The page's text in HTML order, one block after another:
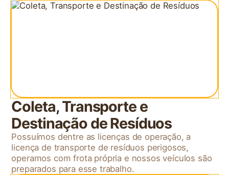
Coleta, Transporte e
Destinação de Resíduos
Possuímos dentre as licenças de operação, a
licença de transporte de resíduos perigosos,
operamos com frota própria e nossos veículos são
preparados para esse trabalho.